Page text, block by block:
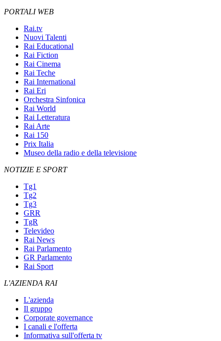
PORTALI WEB
Rai.tv
Nuovi Talenti
Rai Educational
Rai Fiction
Rai Cinema
Rai Teche
Rai International
Rai Eri
Orchestra Sinfonica
Rai World
Rai Letteratura
Rai Arte
Rai 150
Prix Italia
Museo della radio e della televisione
NOTIZIE E SPORT
Tg1
Tg2
Tg3
GRR
TgR
Televideo
Rai News
Rai Parlamento
GR Parlamento
Rai Sport
L'AZIENDA RAI
L'azienda
Il gruppo
Corporate governance
I canali e l'offerta
Informativa sull'offerta tv